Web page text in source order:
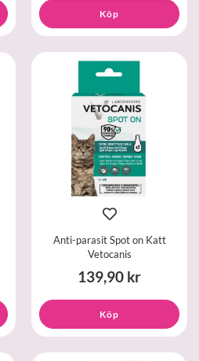
Köp
Anti-parasit Spot on Katt
Vetocanis
139,90 kr
Köp